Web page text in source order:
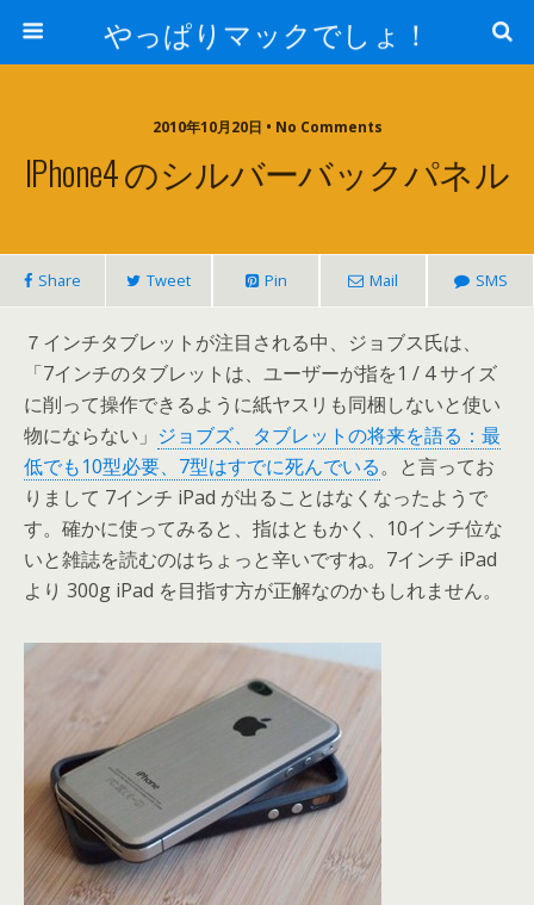
やっぱりマックでしょ！
2010年10月20日 • No Comments
IPhone4 のシルバーバックパネル
Share Tweet Pin Mail SMS
７インチタブレットが注目される中、ジョブス氏は、
「7インチのタブレットは、ユーザーが指を1 / 4 サイズ
に削って操作できるように紙ヤスリも同梱しないと使い
物にならない」 ジョブズ、タブレットの将来を語る：最
低でも10型必要、7型はすでに死んでいる。と言ってお
りまして 7インチ iPad が出ることはなくなったようで
す。確かに使ってみると、指はともかく、10インチ位な
いと雑誌を読むのはちょっと辛いですね。7インチ iPad
より 300g iPad を目指す方が正解なのかもしれません。